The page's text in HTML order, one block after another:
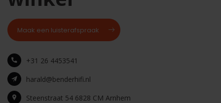
Maak een luisterafspraak
+31 26 4453541
harald@benderhifi.nl
Steenstraat 54 6828 CM Arnhem